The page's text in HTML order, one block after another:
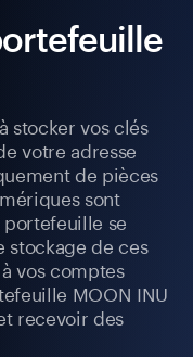
stocker vos clés
votre adresse
de pièces
sont
se
stockage de ces
vos comptes
MOON INU
recevoir des